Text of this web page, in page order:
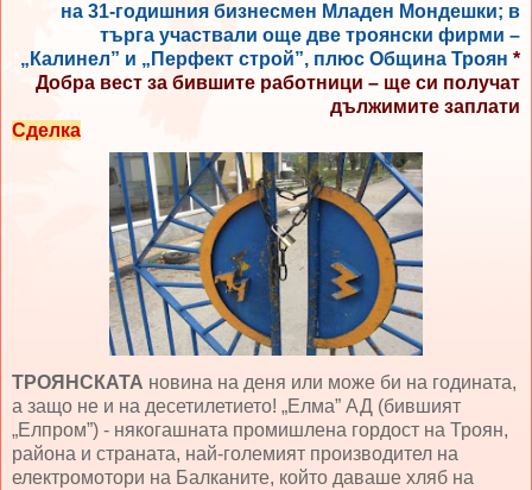
на 31-годишния бизнесмен Младен Мондешки; в
търга участвали още две троянски фирми –
„Калинел” и „Перфект строй”, плюс Община Троян *
Добра вест за бившите работници – ще си получат
дължимите заплати
Сделка
ТРОЯНСКАТА новина на деня или може би на годината,
а защо не и на десетилетието! „Елма” АД (бившият
„Елпром”) - някогашната промишлена гордост на Троян,
района и страната, най-големият производител на
електромотори на Балканите, който даваше хляб на